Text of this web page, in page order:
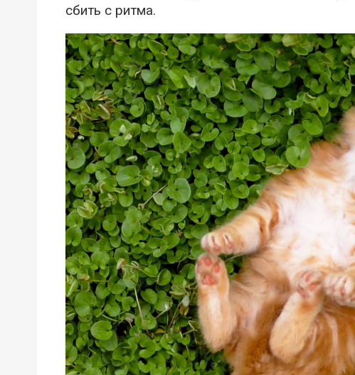
сбить с ритма.